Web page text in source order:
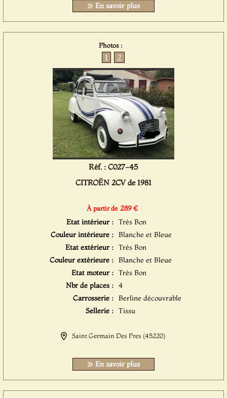
En savoir plus
Photos :
1 2
Réf. : C027-45
CITROËN 2CV de 1981
À partir de 289 €
Etat intérieur : Très Bon
Couleur intérieure : Blanche et Bleue
Etat extérieur : Très Bon
Couleur extérieure : Blanche et Bleue
Etat moteur : Très Bon
Nbr de places : 4
Carrosserie : Berline découvrable
Sellerie : Tissu
Saint Germain Des Pres (45220)
En savoir plus